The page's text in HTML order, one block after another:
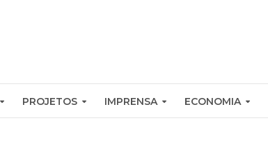
PROJETOS IMPRENSA ECONOMIA